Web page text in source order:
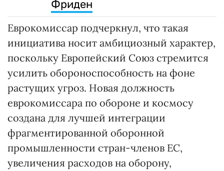
Фриден
Еврокомиссар подчеркнул, что такая
инициатива носит амбициозный характер,
поскольку Европейский Союз стремится
усилить обороноспособность на фоне
растущих угроз. Новая должность
еврокомиссара по обороне и космосу
создана для лучшей интеграции
фрагментированной оборонной
промышленности стран-членов ЕС,
увеличения расходов на оборону,